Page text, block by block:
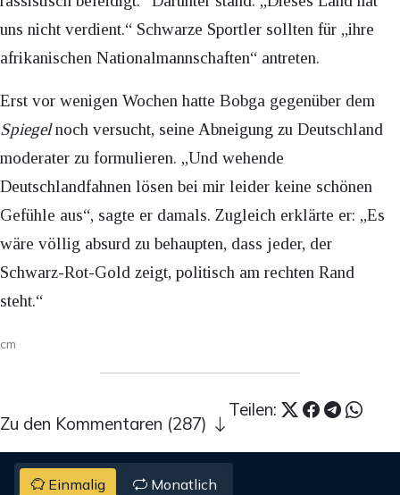
uns nicht verdient.“ Schwarze Sportler sollten für „ihre
afrikanischen Nationalmannschaften“ antreten.
Erst vor wenigen Wochen hatte Bobga gegenüber dem
Spiegelnoch versucht, seine Abneigung zu Deutschland
moderater zu formulieren. „Und wehende
Deutschlandfahnen lösen bei mir leider keine schönen
Gefühle aus“, sagte er damals. Zugleich erklärte er: „Es
wäre völlig absurd zu behaupten, dass jeder, der
Schwarz-Rot-Gold zeigt, politisch am rechten Rand
steht.“
cm
Teilen:
Zu den Kommentaren (287)
Einmalig Monatlich